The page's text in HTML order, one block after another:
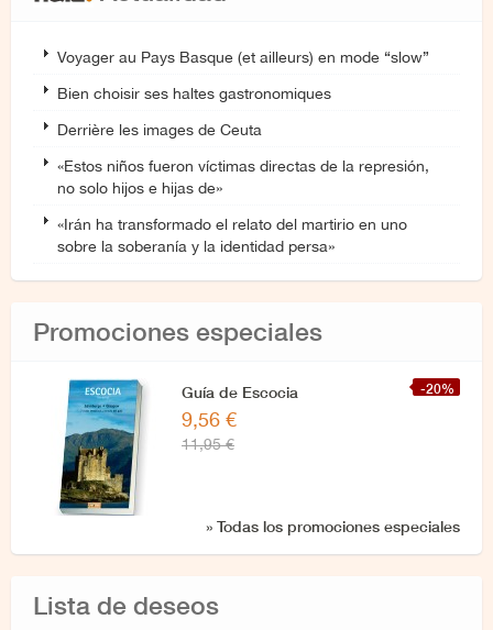
Voyager au Pays Basque (et ailleurs) en mode “slow”
Bien choisir ses haltes gastronomiques
Derrière les images de Ceuta
«Estos niños fueron víctimas directas de la represión,
no solo hijos e hijas de»
«Irán ha transformado el relato del martirio en uno
sobre la soberanía y la identidad persa»
Promociones especiales
-20%
Guía de Escocia
9,56 €
11,95 €
» Todas los promociones especiales
Lista de deseos